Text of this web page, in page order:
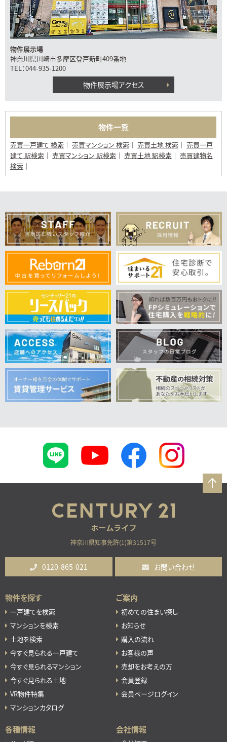
物件展示場
神奈川県川崎市多摩区登戸新町409番地
TEL：044-935-1200
物件展示場アクセス
物件一覧
売買一戸建て 検索 売買マンション 検索 売買土地 検索
売買一戸
建て 駅検索
売買マンション 駅検索 売買土地 駅検索
売買建物名
検索
神奈川県知事免許(1)第31517号
0120-865-021 お問い合わせ
物件を探す
一戸建てを検索
マンションを検索
土地を検索
今すぐ見られる一戸建て
今すぐ見られるマンション
今すぐ見られる土地
VR物件特集
マンションカタログ
ご案内
初めての住まい探し
お知らせ
購入の流れ
お客様の声
売却をお考えの方
会員登録
会員ページログイン
各種情報 会社情報